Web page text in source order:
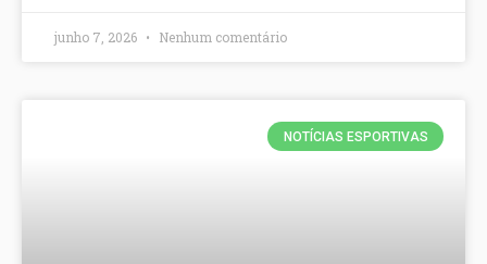
junho 7, 2026 Nenhum comentário
NOTÍCIAS ESPORTIVAS